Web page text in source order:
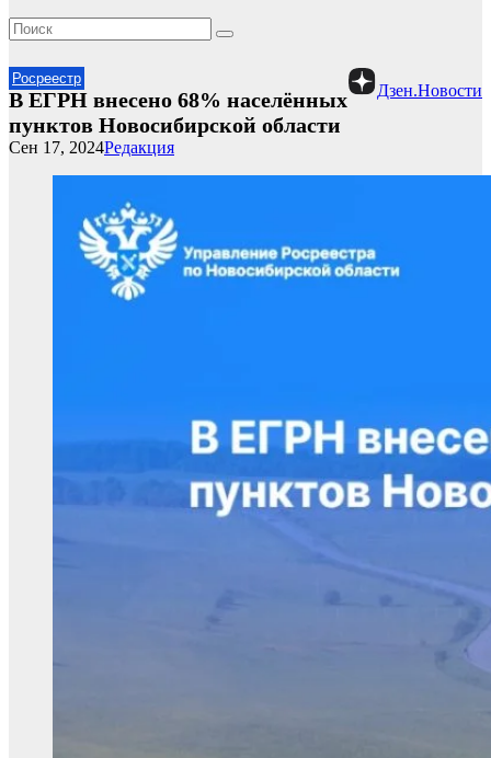
Росреестр
Дзен.Новости
В ЕГРН внесено 68% населённых
пунктов Новосибирской области
Редакция
Сен 17, 2024